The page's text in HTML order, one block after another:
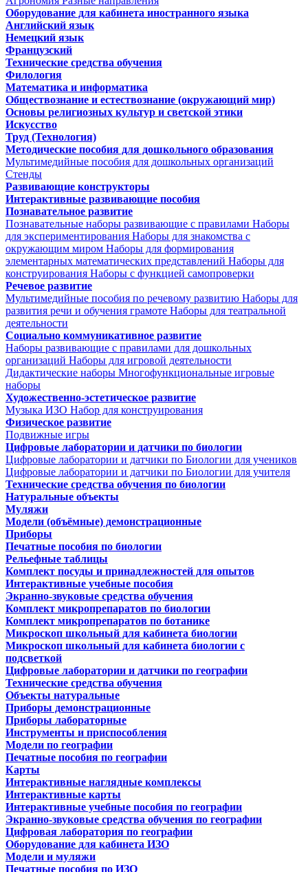
Оборудование для кабинета иностранного языка
Английский язык
Немецкий язык
Французский
Технические средства обучения
Филология
Математика и информатика
Обществознание и естествознание (окружающий мир)
Основы религиозных культур и светской этики
Искусство
Труд (Технология)
Методические пособия для дошкольного образования
Мультимедийные пособия для дошкольных организаций
Стенды
Развивающие конструкторы
Интерактивные развивающие пособия
Познавательное развитие
Познавательные наборы развивающие с правилами Наборы
для экспериментирования Наборы для знакомства с
окружающим миром Наборы для формирования
элементарных математических представлений Наборы для
конструирования Наборы с функцией самопроверки
Речевое развитие
Мультимедийные пособия по речевому развитию Наборы для
развития речи и обучения грамоте Наборы для театральной
деятельности
Социально коммуникативное развитие
Наборы развивающие с правилами для дошкольных
организаций Наборы для игровой деятельности
Дидактические наборы Многофункциональные игровые
наборы
Художественно-эстетическое развитие
Музыка ИЗО Набор для конструирования
Физическое развитие
Подвижные игры
Цифровые лаборатории и датчики по биологии
Цифровые лаборатории и датчики по Биологии для учеников
Цифровые лаборатории и датчики по Биологии для учителя
Технические средства обучения по биологии
Натуральные объекты
Муляжи
Модели (объёмные) демонстрационные
Приборы
Печатные пособия по биологии
Рельефные таблицы
Комплект посуды и принадлежностей для опытов
Интерактивные учебные пособия
Экранно-звуковые средства обучения
Комплект микропрепаратов по биологии
Комплект микропрепаратов по ботанике
Микроскоп школьный для кабинета биологии
Микроскоп школьный для кабинета биологии с
подсветкой
Цифровые лаборатории и датчики по географии
Технические средства обучения
Объекты натуральные
Приборы демонстрационные
Приборы лабораторные
Инструменты и приспособления
Модели по географии
Печатные пособия по географии
Карты
Интерактивные наглядные комплексы
Интерактивные карты
Интерактивные учебные пособия по географии
Экранно-звуковые средства обучения по географии
Цифровая лаборатория по географии
Оборудование для кабинета ИЗО
Модели и муляжи
Печатные пособия по ИЗО